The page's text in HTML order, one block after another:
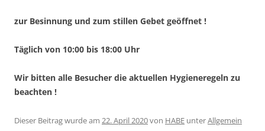
zur Besinnung und zum stillen Gebet geöffnet !
Täglich von 10:00 bis 18:00 Uhr
Wir bitten alle Besucher die aktuellen Hygieneregeln zu
beachten !
Dieser Beitrag wurde am 22. April 2020von HABE unterAllgemein